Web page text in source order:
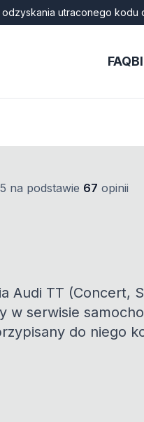
utraconego
FAQ
na podstawie 67 opinii
Audi TT (Concert,
w serwisie
do niego